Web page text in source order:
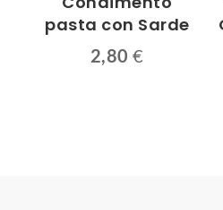
pasta con Sarde
2,80€